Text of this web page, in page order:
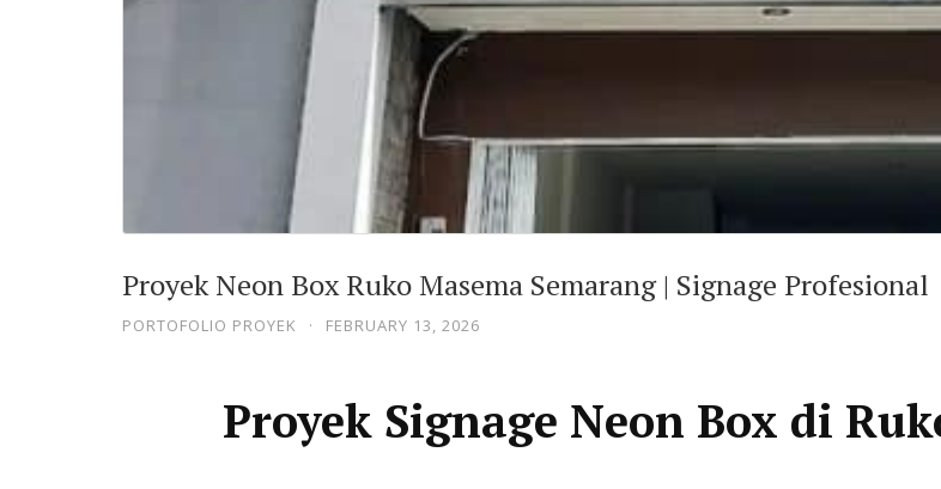
Proyek Neon Box Ruko Masema Semarang | Signage Profesional
PORTOFOLIO PROYEK · FEBRUARY 13, 2026
Proyek Signage Neon Box di